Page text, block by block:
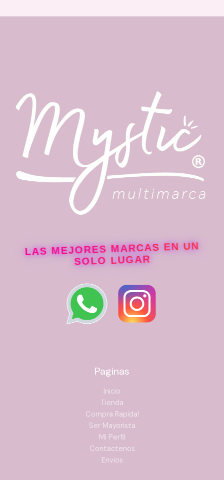
LAS MEJORES MARCAS EN UN
SOLO LUGAR
Paginas
Inicio
Tienda
Compra Rapida!
Ser Mayorista
Mi Perfil
Contactenos
Envios